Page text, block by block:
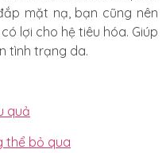
mặt nạ, bạn cũng nên
lợi cho hệ tiêu hóa. Giúp
tình trạng da.
quả
thể bỏ qua